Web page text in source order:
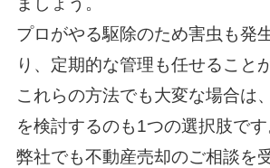
プロがやる駆除のため害虫も発
り、定期的な管理も任せること
これらの方法でも大変な場合は
を検討するのも1つの選択肢です
弊社でも不動産売却のご相談を